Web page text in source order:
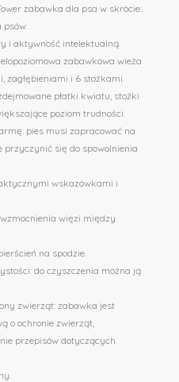
zabawka dla psa w skrócie:
i aktywność intelektualną.
zabawkowa wieża
i 6 stożkami.
płatki kwiatu, stożki
poziom trudności.
pies musi zapracować na
przyczynić się do spowolnienia
wskazówkami i
więzi między
na spodzie.
do czyszczenia można ją
zwierząt: zabawka jest
o ochronie zwierząt,
przepisów dotyczących